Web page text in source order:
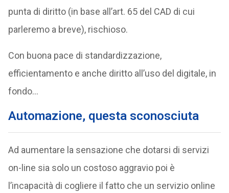
punta di diritto (in base all’art. 65 del CAD di cui
parleremo a breve), rischioso.
Con buona pace di standardizzazione,
efficientamento e anche diritto all’uso del digitale, in
fondo…
Automazione, questa sconosciuta
Ad aumentare la sensazione che dotarsi di servizi
on-line sia solo un costoso aggravio poi è
l’incapacità di cogliere il fatto che un servizio online